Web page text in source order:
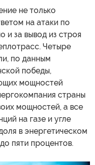
не только
на атаки по
и за вывод из строя
Четыре
по данным
победы,
мощностей
страны
мощностей, а все
на газе и угле
в энергетическом
пяти процентов.